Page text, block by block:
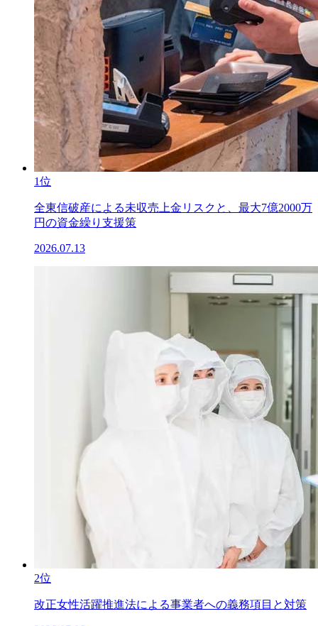
1位
全東信破産による未収売上金リスクと、最大7億2000万
円の資金繰り支援策
2026.07.13
2位
改正女性活躍推進法による事業者への義務項目と対策